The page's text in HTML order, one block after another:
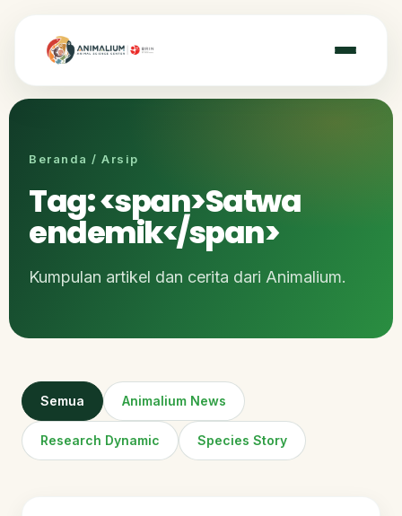
Beranda / Arsip
Tag: <span>Satwa
endemik</span>
Kumpulan artikel dan cerita dari Animalium.
Semua Animalium News
Research Dynamic Species Story